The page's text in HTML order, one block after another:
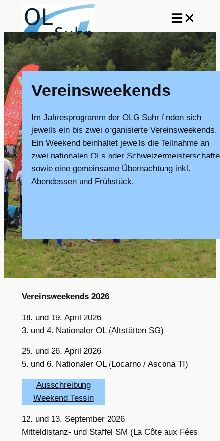
springen
Vereinsweekends
Im Jahresprogramm der OLG Suhr finden sich
jeweils ein bis zwei organisierte Vereinsweekends.
Ein Weekend beinhaltet jeweils die Teilnahme an
zwei nationalen OLs oder
sowie eine gemeinsame Übernachtung inkl.
Abendessen und Frühstück.
Vereinsweekends 2026
18. und 19. April 2026
3. und 4. Nationaler OL (Altstätten SG)
25. und 26. April 2026
5. und 6. Nationaler OL (Locarno / Ascona TI)
Ausschreibung
Weekend Tessin
12. und 13. September 2026
Mitteldistanz- und Staffel SM (La Côte aux Fées